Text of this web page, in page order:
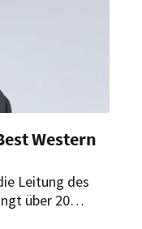
Western
Leitung des
über 20